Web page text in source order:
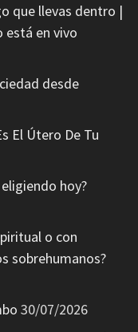
que llevas dentro |
está en vivo
desde
El Útero De Tu
hoy?
o con
sobrehumanos?
30/07/2026